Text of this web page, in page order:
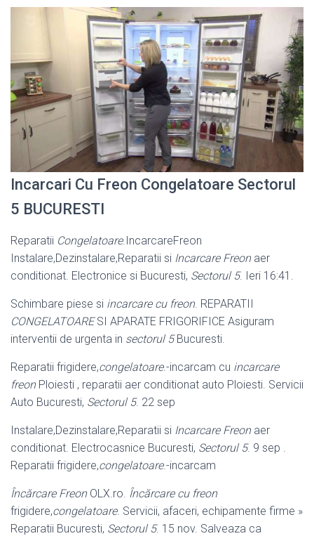
Incarcari Cu Freon Congelatoare Sectorul
5 BUCURESTI
Reparatii Congelatoare.IncarcareFreon
Instalare,Dezinstalare,Reparatii si Incarcare Freonaer
conditionat. Electronice si Bucuresti, Sectorul 5. Ieri 16:41.
Schimbare piese si incarcare cu freon. REPARATII
CONGELATOARESI APARATE FRIGORIFICE Asiguram
interventii de urgenta in sectorul 5Bucuresti.
Reparatii frigidere,congelatoare.-incarcam cu incarcare
freonPloiesti , reparatii aer conditionat auto Ploiesti. Servicii
Auto Bucuresti, Sectorul 5. 22 sep
Instalare,Dezinstalare,Reparatii si Incarcare Freonaer
conditionat. Electrocasnice Bucuresti, Sectorul 5. 9 sep .
Reparatii frigidere,congelatoare.-incarcam
Încărcare FreonOLX.ro. Încărcare cu freon
frigidere,congelatoare. Servicii, afaceri, echipamente firme »
Reparatii Bucuresti, Sectorul 5. 15 nov. Salveaza ca